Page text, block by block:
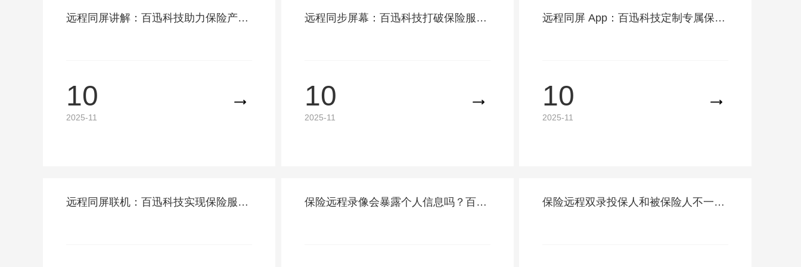
远程同屏讲解：百迅科技助力保险产品高效推介
10
2025-11
远程同步屏幕：百迅科技打破保险服务空间壁垒
10
2025-11
远程同屏 App：百迅科技定制专属保险服务入口
10
2025-11
远程同屏联机：百迅科技实现保险服务多角色协同 保险远程录像会暴露个人信息吗？百迅科技保障数据安全 保险远程双录投保人和被保险人不一致可以远程吗？百迅科技提供灵活解决方案